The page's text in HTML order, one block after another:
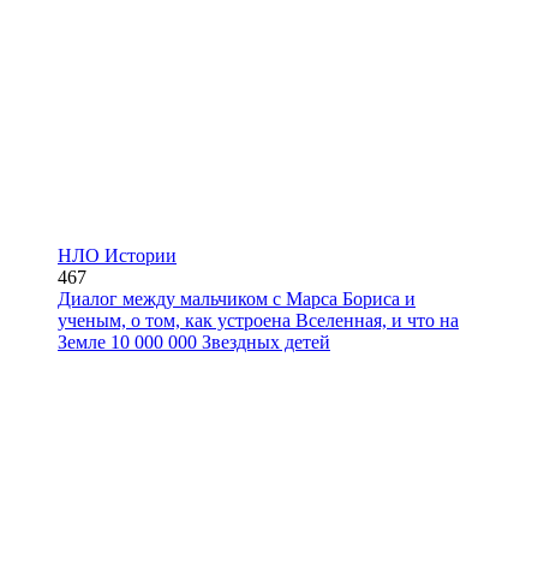
НЛО Истории
467
Диалог между мальчиком с Марса Бориса и
ученым, о том, как устроена Вселенная, и что на
Земле 10 000 000 Звездных детей